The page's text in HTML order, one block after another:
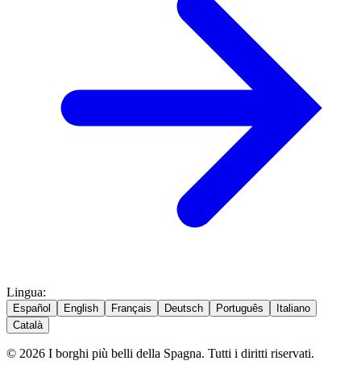
Lingua:
Español English Français Deutsch Português
Italiano
Català
© 2026 I borghi più belli della Spagna. Tutti i diritti riservati.